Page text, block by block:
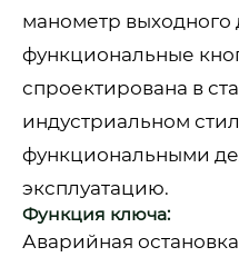
манометр выходного
функциональные
спроектирована в
индустриальном
функциональными
эксплуатацию.
Функция ключа:
Аварийная